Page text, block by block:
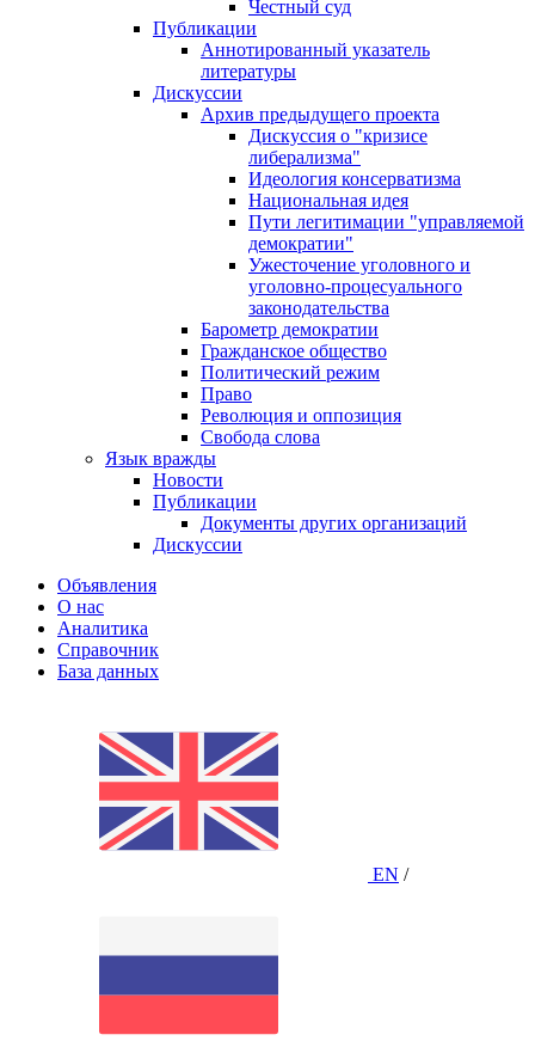
Честный суд
Публикации
Аннотированный указатель
литературы
Дискуссии
Архив предыдущего проекта
Дискуссия о "кризисе
либерализма"
Идеология консерватизма
Национальная идея
Пути легитимации "управляемой
демократии"
Ужесточение уголовного и
уголовно-процесуального
законодательства
Барометр демократии
Гражданское общество
Политический режим
Право
Революция и оппозиция
Свобода слова
Язык вражды
Новости
Публикации
Документы других организаций
Дискуссии
Объявления
О нас
Аналитика
Справочник
База данных
EN /